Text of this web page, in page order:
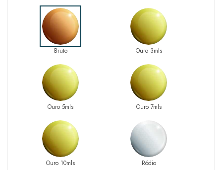
Bruto Ouro 3mls
Ouro 5mls Ouro 7mls
Ouro 10mls Ródio